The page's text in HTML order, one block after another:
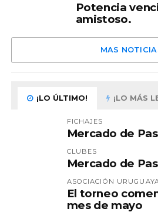
Potencia
amistoso.
MAS
¡LO ÚLTIMO! ¡LO MÁS
FICHAJES
Mercado de
CLUBES
Mercado de
ASOCIACIÓN
El torneo
mes de mayo